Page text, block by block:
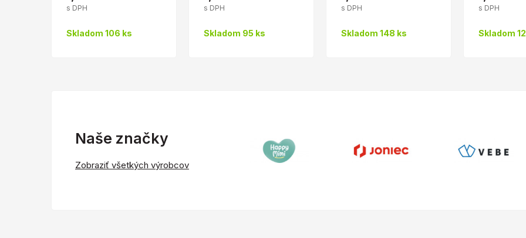
s DPH
Skladom 106 ks
s DPH
Skladom 95 ks
s DPH
Skladom 148 ks
s DPH
Skladom
Naše značky
Zobraziť všetkých výrobcov